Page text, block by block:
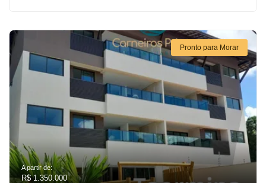
Pronto para Morar
A partir de:
R$ 1.350.000